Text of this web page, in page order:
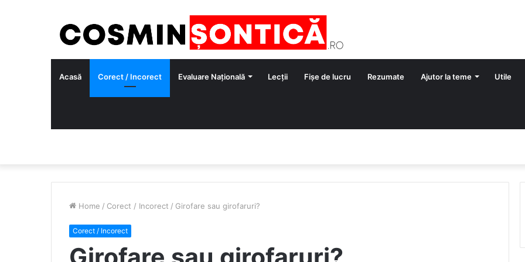
Acasă Corect / Incorect Evaluare Națională Lecții Fișe de lucru Rezumate Ajutor la teme Utile
Home / Corect / Incorect / Girofare sau girofaruri?
Corect / Incorect